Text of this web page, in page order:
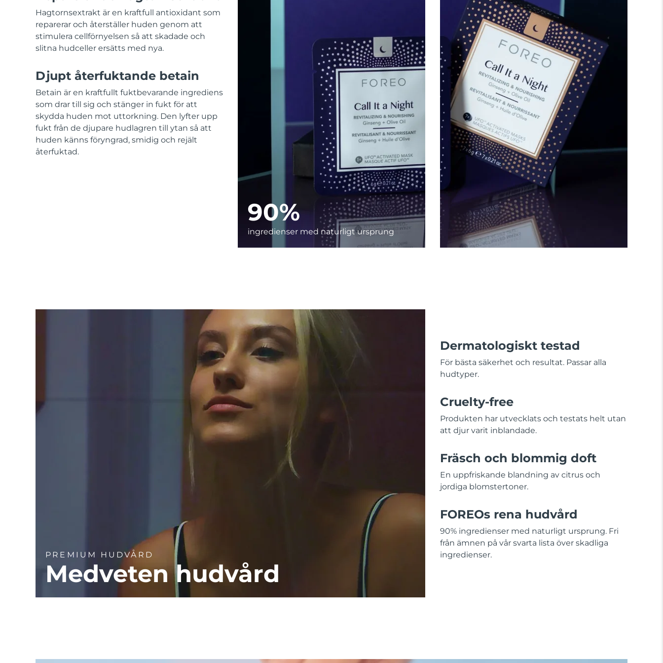
Hagtornsextrakt är en kraftfull antioxidant som
reparerar och återställer huden genom att
stimulera cellförnyelsen så att skadade och
slitna hudceller ersätts med nya.
Djupt återfuktande betain
Betain är en kraftfullt fuktbevarande ingrediens
som drar till sig och stänger in fukt för att
skydda huden mot uttorkning. Den lyfter upp
fukt från de djupare hudlagren till ytan så att
huden känns föryngrad, smidig och rejält
återfuktad.
90%
ingredienser med naturligt ursprung
PREMIUM HUDVÅRD
Medveten hudvård
Dermatologiskt testad
För bästa säkerhet och resultat. Passar alla
hudtyper.
Cruelty-free
Produkten har utvecklats och testats helt utan
att djur varit inblandade.
Fräsch och blommig doft
En uppfriskande blandning av citrus och
jordiga blomstertoner.
FOREOs rena hudvård
90% ingredienser med naturligt ursprung. Fri
från ämnen på vår svarta lista över skadliga
ingredienser.
All acne treatment devices
All revitalizing eye massagers
KIWI™-hudvård
Advanced pore care essentials
Serum
For healthy hair
issa™ Teeth Whitening Gel
18% PAP
Kosmetika
Man
Handla allt
FOREO APP